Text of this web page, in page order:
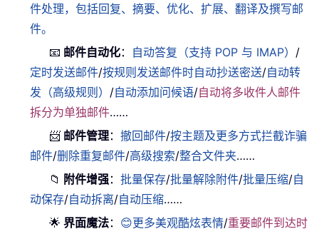
件处理，包括回复、摘要、优化、扩展、翻译及撰写邮
件。
📧 邮件自动化： 自动答复（支持 POP 与 IMAP） /
定时发送邮件/按规则发送邮件时自动抄送密送/自动转
发（高级规则） /自动添加问候语/自动将多收件人邮件
拆分为单独邮件……
📨 邮件管理：撤回邮件/按主题及更多方式拦截诈骗
邮件/删除重复邮件/高级搜索/整合文件夹……
📁 附件增强：批量保存/批量解除附件/批量压缩/自
动保存/自动拆离/自动压缩……
🌟 界面魔法： 😊更多美观酷炫表情/重要邮件到达时